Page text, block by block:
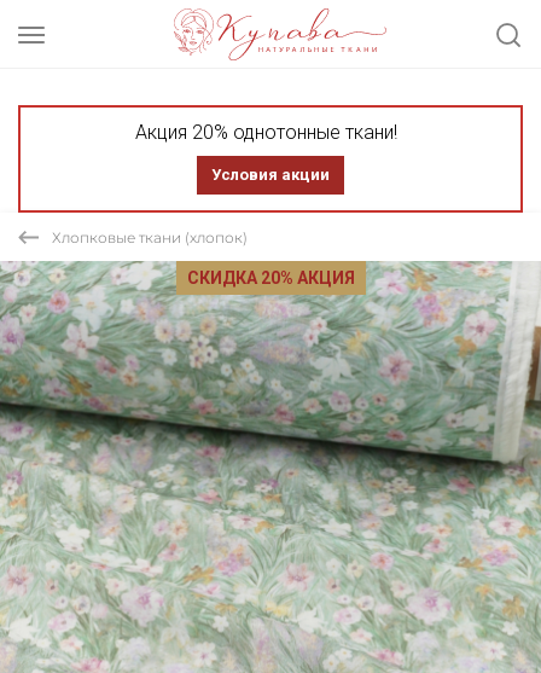
Акция 20% однотонные ткани!
Условия акции
Хлопковые ткани (хлопок)
СКИДКА 20% АКЦИЯ